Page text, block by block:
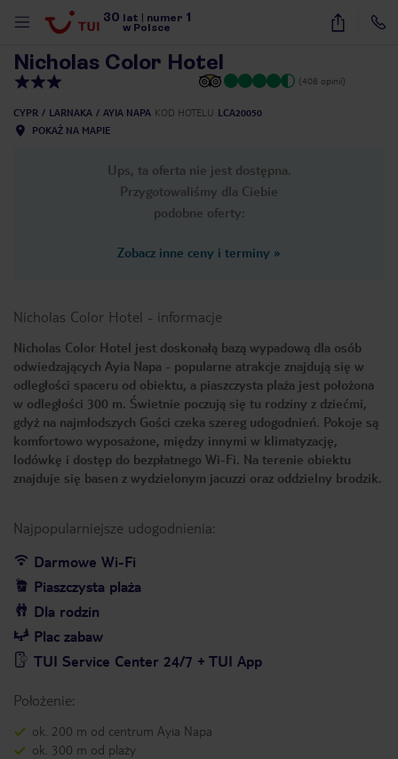
30 lat numer 1
w Polsce
44
Nicholas Color Hotel
(408 opinii)
CYPR LARNAKA AYIA NAPA KOD HOTELU LCA20050
POKAŻ NA MAPIE
Ups, ta oferta nie jest dostępna.
Przygotowaliśmy dla Ciebie
podobne oferty:
Zobacz inne ceny i terminy »
Nicholas Color Hotel - informacje
Nicholas Color Hotel jest doskonałą bazą wypadową dla osób
odwiedzających Ayia Napa - popularne atrakcje znajdują się w
odległości spaceru od obiektu, a piaszczysta plaża jest położona
w odległości 300 m. Świetnie poczują się tu rodziny z dziećmi,
gdyż na najmłodszych Gości czeka szereg udogodnień. Pokoje są
komfortowo wyposażone, między innymi w klimatyzację,
lodówkę i dostęp do bezpłatnego Wi-Fi. Na terenie obiektu
znajduje się basen z wydzielonym jacuzzi oraz oddzielny brodzik.
Najpopularniejsze udogodnienia:
Darmowe Wi-Fi
Piaszczysta plaża
Dla rodzin
Plac zabaw
TUI Service Center 24/7 + TUI App
Położenie:
ok. 200 m od centrum Ayia Napa
ok. 300 m od plaży